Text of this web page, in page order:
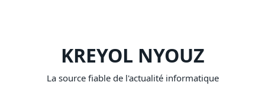
KREYOL NYOUZ
La source fiable de l'actualité informatique